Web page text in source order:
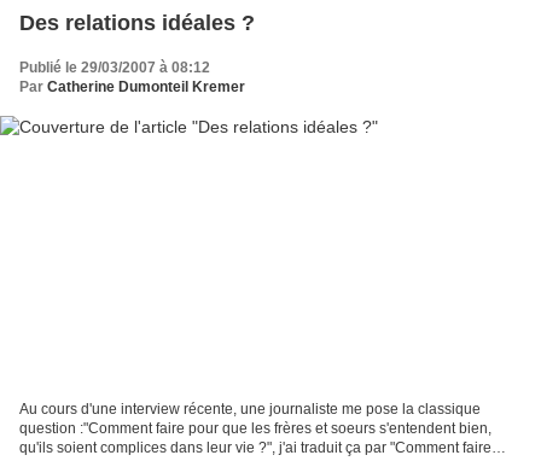
Des relations idéales ?
Publié le 29/03/2007 à 08:12
Par Catherine Dumonteil Kremer
Au cours d'une interview récente, une journaliste me pose la classique
question :"Comment faire pour que les frères et soeurs s'entendent bien,
qu'ils soient complices dans leur vie ?", j'ai traduit ça par "Comment faire